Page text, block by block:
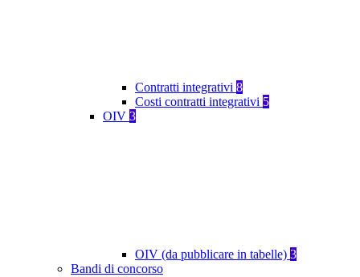
Contratti integrativi 8
Costi contratti integrativi 5
OIV 3
OIV (da pubblicare in tabelle) 3
Bandi di concorso